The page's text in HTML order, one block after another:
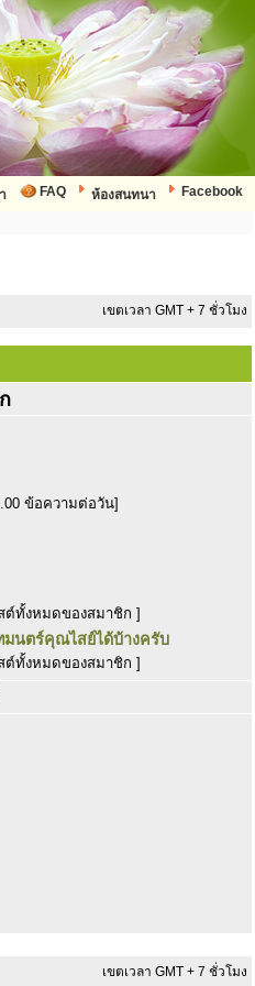
Facebook
ห้องสนทนา
FAQ
เขตเวลา GMT + 7 ชั่วโมง
ข้อความต่อวัน]
ต์ทั้งหมดของสมาชิก ]
มนตร์คุณไสย์ได้บ้างครับ
ต์ทั้งหมดของสมาชิก ]
เขตเวลา GMT + 7 ชั่วโมง